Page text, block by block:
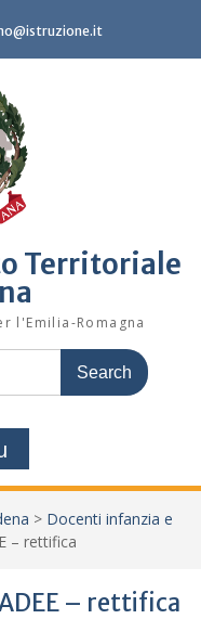
Territoriale
l'Emilia-Romagna
> Docenti infanzia e
– rettifica
– rettifica